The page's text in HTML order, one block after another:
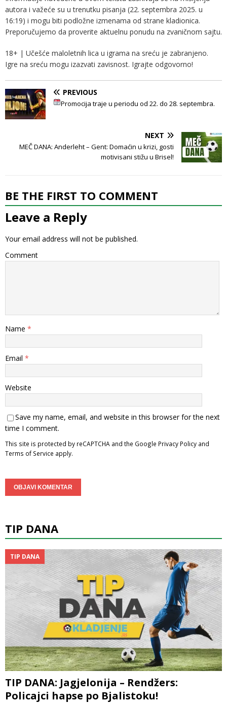
autora i važeće su u trenutku pisanja (22. septembra 2025. u
16:19) i mogu biti podložne izmenama od strane kladionica.
Preporučujemo da proverite aktuelnu ponudu na zvaničnom sajtu.
18+ | Učešće maloletnih lica u igrama na sreću je zabranjeno.
Igre na sreću mogu izazvati zavisnost. Igrajte odgovorno!
PREVIOUS
Promocija traje u periodu od 22. do 28. septembra.
NEXT
MEČ DANA: Anderleht – Gent: Domaćin u krizi, gosti
motivisani stižu u Brisel!
BE THE FIRST TO COMMENT
Leave a Reply
Your email address will not be published.
Comment
Name *
Email *
Website
Save my name, email, and website in this browser for the next
time I comment.
This site is protected by reCAPTCHA and the Google Privacy Policy and
Terms of Service apply.
TIP DANA
TIP DANA
TIP DANA: Jagjelonija – Rendžers:
Policajci hapse po Bjalistoku!